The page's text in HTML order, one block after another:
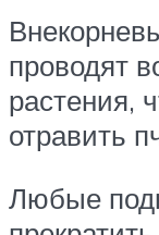
проводят
растения,
отравить
Любые